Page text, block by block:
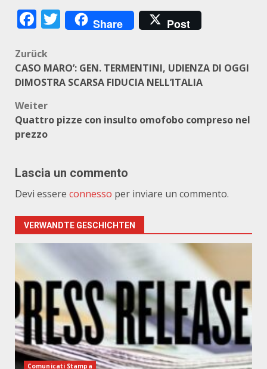
Facebook
Twitter
Share Post
Beitragsnavigation
Zurück
CASO MARO’: GEN. TERMENTINI, UDIENZA DI OGGI
DIMOSTRA SCARSA FIDUCIA NELL’ITALIA
Weiter
Quattro pizze con insulto omofobo compreso nel
prezzo
Lascia un commento
Devi essere connesso per inviare un commento.
VERWANDTE GESCHICHTEN
Comunicati Stampa